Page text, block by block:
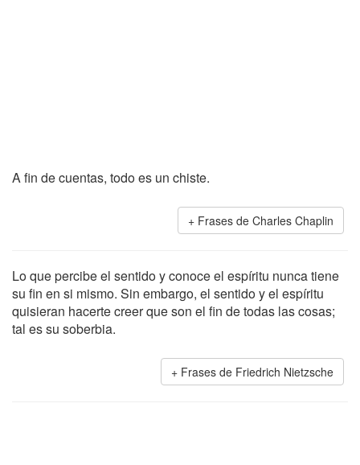
A fin de cuentas, todo es un chiste.
Frases de Charles Chaplin
Lo que percibe el sentido y conoce el espíritu nunca tiene
su fin en si mismo. Sin embargo, el sentido y el espíritu
quisieran hacerte creer que son el fin de todas las cosas;
tal es su soberbia.
Frases de Friedrich Nietzsche